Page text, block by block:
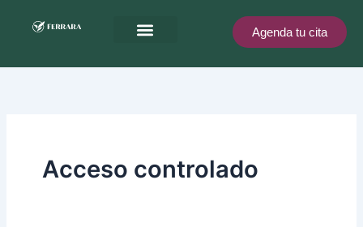
Agenda tu cita
Acceso controlado